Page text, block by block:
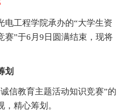
电工程学院承办的“大学生资
赛”于6月9日圆满结束，现将
划
信教育主题活动知识竞赛”的
精心筹划。